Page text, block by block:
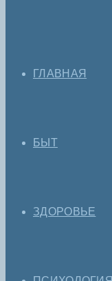
ГЛАВНАЯ
БЫТ
ЗДОРОВЬЕ